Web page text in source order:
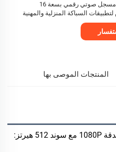
الدقة — مقاومة للماء بدرجة IP68، مسجل صوتي رقمي بسعة 16
السباكة المنزلية والمهنية
المنتجات الموصى بها
كاميرا تفتيش الصرف الصحي بدقة 1080P مع سوند 512 هيرتز: